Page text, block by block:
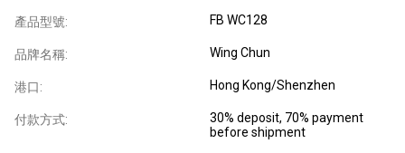
產品型號: FB WC128
品牌名稱: Wing Chun
港口: Hong Kong/Shenzhen
付款方式:
30% deposit, 70% payment
before shipment